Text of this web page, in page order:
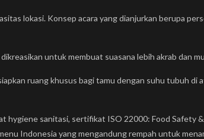
lokasi. Konsep acara yang dianjurkan berupa
untuk membuat suasana lebih akrab dan
ruang khusus bagi tamu dengan suhu tubuh di
sanitasi, sertifikat ISO 22000: Food Safety
Indonesia yang mengandung rempah untuk